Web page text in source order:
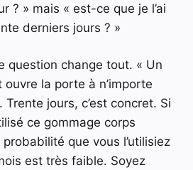
? » mais « est-ce que je l’ai
derniers jours ? »
question change tout. « Un
la porte à n’importe
jours, c’est concret. Si
ce gommage corps
que vous l’utilisiez
est très faible. Soyez